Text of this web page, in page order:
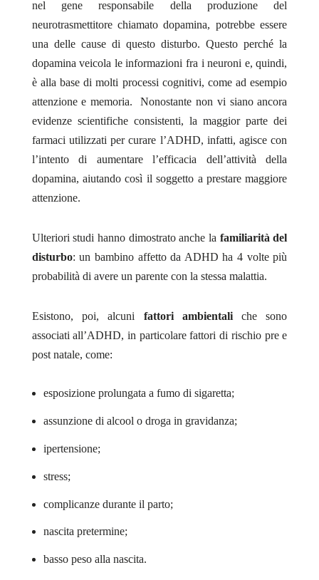
nel gene responsabile della produzione del
neurotrasmettitore chiamato dopamina, potrebbe essere
una delle cause di questo disturbo. Questo perché la
dopamina veicola le informazioni fra i neuroni e, quindi,
è alla base di molti processi cognitivi, come ad esempio
attenzione e memoria. Nonostante non vi siano ancora
evidenze scientifiche consistenti, la maggior parte dei
farmaci utilizzati per curare l’ADHD, infatti, agisce con
l’intento di aumentare l’efficacia dell’attività della
dopamina, aiutando così il soggetto a prestare maggiore
attenzione.
Ulteriori studi hanno dimostrato anche la familiarità del
disturbo: un bambino affetto da ADHD ha 4 volte più
probabilità di avere un parente con la stessa malattia.
Esistono, poi, alcuni fattori ambientaliche sono
associati all’ADHD, in particolare fattori di rischio pre e
post natale, come:
esposizione prolungata a fumo di sigaretta;
assunzione di alcool o droga in gravidanza;
ipertensione;
stress;
complicanze durante il parto;
nascita pretermine;
basso peso alla nascita.